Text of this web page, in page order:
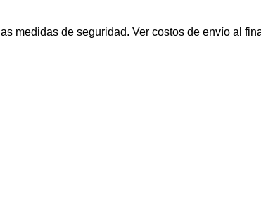
medidas de seguridad. Ver costos de envío al